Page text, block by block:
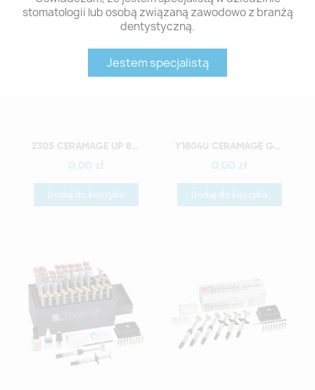
stomatologii lub osobą związaną zawodowo z branżą
dentystyczną.
Jestem specjalistą
Szybki podgląd 2305 CERAMAGE UP 8 COLOR SET
0,00 zł
Dodaj do koszyka
Szybki podgląd Y1804U CERAMAGE GUM COLOR FULL SET WYRÓB MEDYCZNY
0,00 zł
Dodaj do koszyka